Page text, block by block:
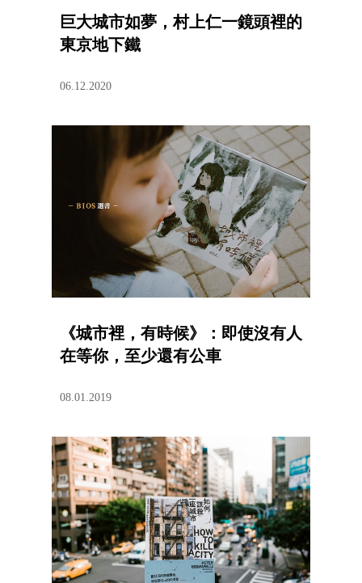
巨大城市如夢，村上仁一鏡頭裡的
東京地下鐵
06.12.2020
《城市裡，有時候》：即使沒有人
在等你，至少還有公車
08.01.2019